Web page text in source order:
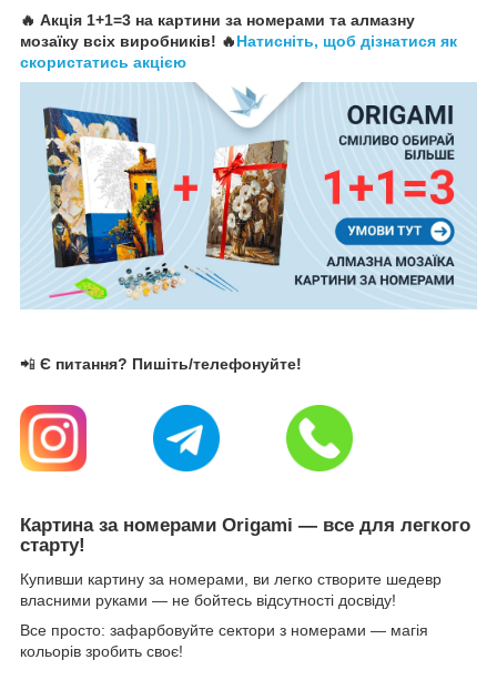
🔥 Акція 1+1=3 на картини за номерами та алмазну
мозаїку всіх виробників! 🔥Натисніть, щоб дізнатися як
скористатись акцією
📲 Є питання? Пишіть/телефонуйте!
Картина за номерами Origami — все для легкого
старту!
Купивши картину за номерами, ви легко створите шедевр
власними руками — не бойтесь відсутності досвіду!
Все просто: зафарбовуйте сектори з номерами — магія
кольорів зробить своє!